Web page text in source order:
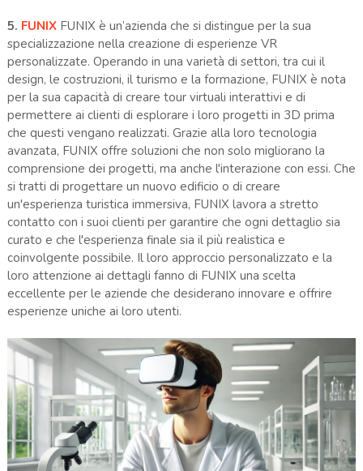
5. FUNIX FUNIX è un’azienda che si distingue per la sua
specializzazione nella creazione di esperienze VR
personalizzate. Operando in una varietà di settori, tra cui il
design, le costruzioni, il turismo e la formazione, FUNIX è nota
per la sua capacità di creare tour virtuali interattivi e di
permettere ai clienti di esplorare i loro progetti in 3D prima
che questi vengano realizzati. Grazie alla loro tecnologia
avanzata, FUNIX offre soluzioni che non solo migliorano la
comprensione dei progetti, ma anche l'interazione con essi. Che
si tratti di progettare un nuovo edificio o di creare
un'esperienza turistica immersiva, FUNIX lavora a stretto
contatto con i suoi clienti per garantire che ogni dettaglio sia
curato e che l'esperienza finale sia il più realistica e
coinvolgente possibile. Il loro approccio personalizzato e la
loro attenzione ai dettagli fanno di FUNIX una scelta
eccellente per le aziende che desiderano innovare e offrire
esperienze uniche ai loro utenti​.